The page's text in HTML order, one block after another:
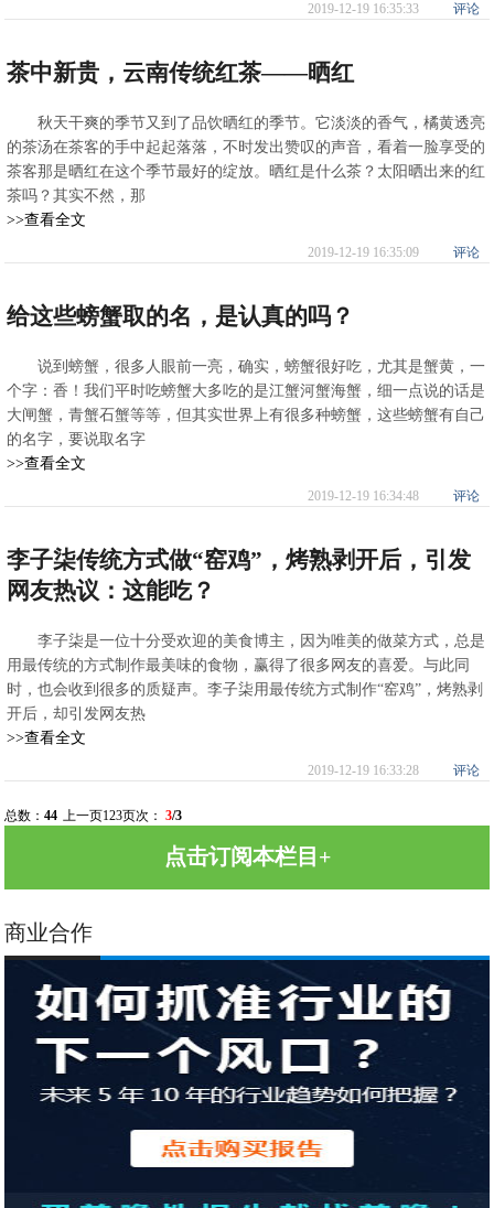
2019-12-19 16:35:33 评论
茶中新贵，云南传统红茶——晒红
秋天干爽的季节又到了品饮晒红的季节。它淡淡的香气，橘黄透亮
的茶汤在茶客的手中起起落落，不时发出赞叹的声音，看着一脸享受的
茶客那是晒红在这个季节最好的绽放。晒红是什么茶？太阳晒出来的红
茶吗？其实不然，那
>>查看全文
2019-12-19 16:35:09 评论
给这些螃蟹取的名，是认真的吗？
说到螃蟹，很多人眼前一亮，确实，螃蟹很好吃，尤其是蟹黄，一
个字：香！我们平时吃螃蟹大多吃的是江蟹河蟹海蟹，细一点说的话是
大闸蟹，青蟹石蟹等等，但其实世界上有很多种螃蟹，这些螃蟹有自己
的名字，要说取名字
>>查看全文
2019-12-19 16:34:48 评论
李子柒传统方式做“窑鸡”，烤熟剥开后，引发
网友热议：这能吃？
李子柒是一位十分受欢迎的美食博主，因为唯美的做菜方式，总是
用最传统的方式制作最美味的食物，赢得了很多网友的喜爱。与此同
时，也会收到很多的质疑声。李子柒用最传统方式制作“窑鸡”，烤熟剥
开后，却引发网友热
>>查看全文
2019-12-19 16:33:28 评论
总数：44 上一页123页次：3/3
点击订阅本栏目+
商业合作